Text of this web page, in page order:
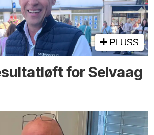
PLUSS
for Selvaag